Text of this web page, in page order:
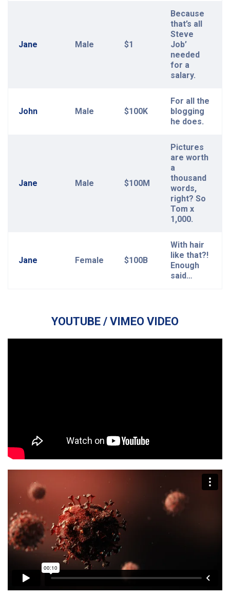
Jane Male $1
Because
that’s all
Steve
Job’
needed
for a
salary.
John Male $100K
For all the
blogging
he does.
Jane Male $100M
Pictures
are worth
a
thousand
words,
right? So
Tom x
1,000.
Jane Female $100B
With hair
like that?!
Enough
said…
YOUTUBE / VIMEO VIDEO